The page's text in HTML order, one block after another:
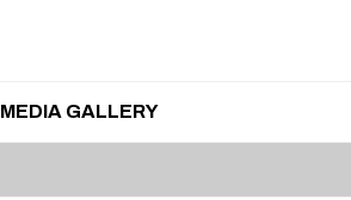
MEDIA GALLERY